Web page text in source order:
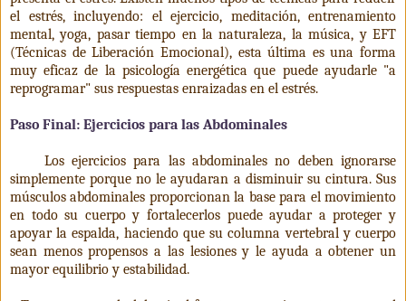
el estrés, incluyendo: el ejercicio, meditación, entrenamiento
mental, yoga, pasar tiempo en la naturaleza, la música, y EFT
(Técnicas de Liberación Emocional), esta última es una forma
muy eficaz de la psicología energética que puede ayudarle "a
reprogramar" sus respuestas enraizadas en el estrés.
Paso Final: Ejercicios para las Abdominales
Los ejercicios para las abdominales no deben ignorarse
simplemente porque no le ayudaran a disminuir su cintura. Sus
músculos abdominales proporcionan la base para el movimiento
en todo su cuerpo y fortalecerlos puede ayudar a proteger y
apoyar la espalda, haciendo que su columna vertebral y cuerpo
sean menos propensos a las lesiones y le ayuda a obtener un
mayor equilibrio y estabilidad.